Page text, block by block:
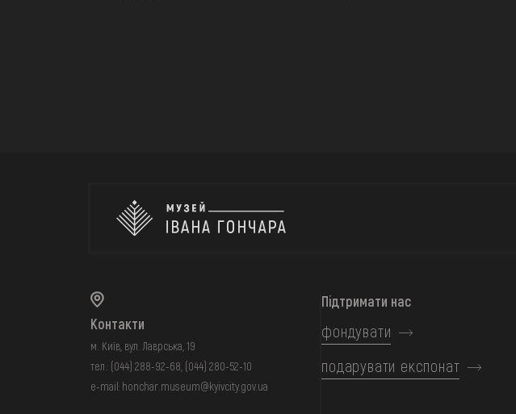
Контакти
м. Київ, вул. Лаврська, 19
тел.: (044) 288-92-68 (044) 280-52-10
e-mail: honchar.museum@kyivcity.gov.ua
Підтримати нас
фондувати
подарувати експонат